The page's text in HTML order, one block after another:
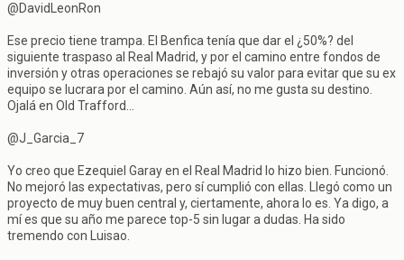
@DavidLeonRon
Ese precio tiene trampa. El Benfica tenía que dar el ¿50%? del
siguiente traspaso al Real Madrid, y por el camino entre fondos de
inversión y otras operaciones se rebajó su valor para evitar que su ex
equipo se lucrara por el camino. Aún así, no me gusta su destino.
Ojalá en Old Trafford...
@J_Garcia_7
Yo creo que Ezequiel Garay en el Real Madrid lo hizo bien. Funcionó.
No mejoró las expectativas, pero sí cumplió con ellas. Llegó como un
proyecto de muy buen central y, ciertamente, ahora lo es. Ya digo, a
mí es que su año me parece top-5 sin lugar a dudas. Ha sido
tremendo con Luisao.